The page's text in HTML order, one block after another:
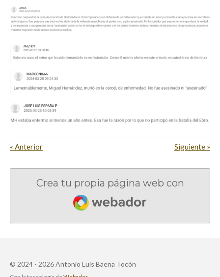
« Anterior Siguiente »
Crea tu propia página web con
Webador
© 2024 - 2026 Antonio Luis Baena Tocón